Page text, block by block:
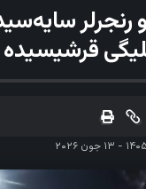
رنجرلر
قرشیسیده